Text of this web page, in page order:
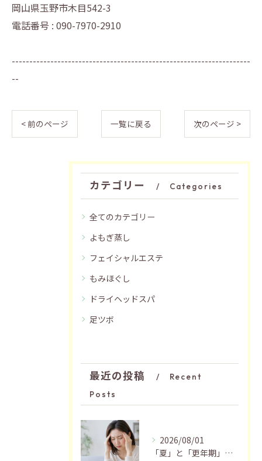
岡山県玉野市木目542-3
電話番号 : 090-7970-2910
--------------------------------------------------------------------
--
< 前のページ 一覧に戻る 次のページ >
カテゴリー Categories
全てのカテゴリー
よもぎ蒸し
フェイシャルエステ
もみほぐし
ドライヘッドスパ
足ツボ
最近の投稿
Recent
Posts
2026/08/01
「夏」と「更年期」の関係…おすすめの過ごし方🍃